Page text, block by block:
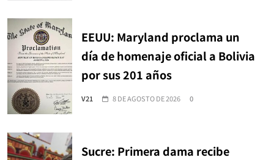
EEUU: Maryland proclama un
día de homenaje oficial a Bolivia
por sus 201 años
V21 8 DE AGOSTO DE 2026 0
Sucre: Primera dama recibe